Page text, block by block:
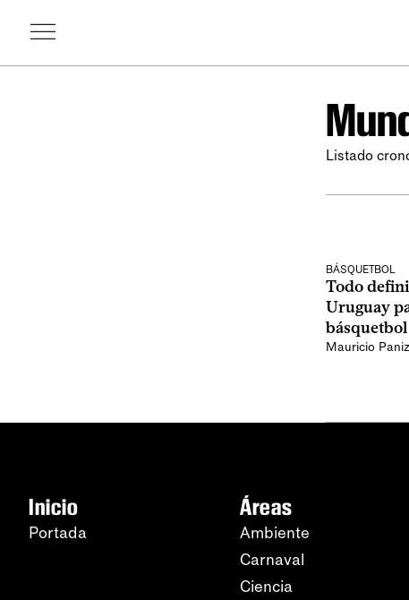
Listado
BÁSQUETBOL
Todo
Uruguay
básquetbol
Mauricio
Inicio
Portada
Áreas
Ambiente
Carnaval
Ciencia